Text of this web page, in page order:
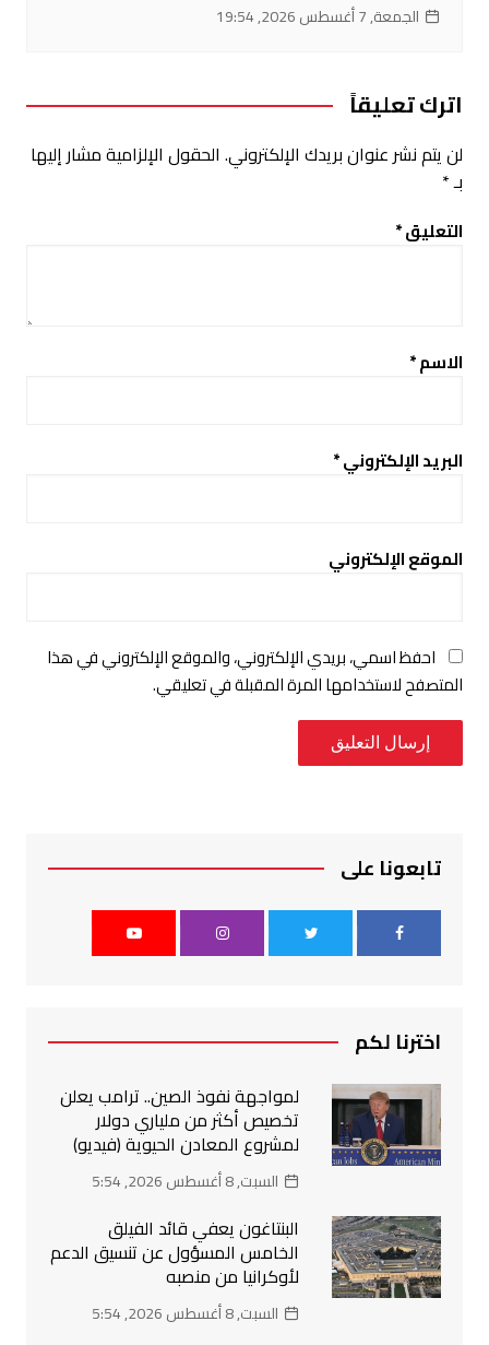
الجمعة, 7 أغسطس 2026, 19:54
اترك تعليقاً
لن يتم نشر عنوان بريدك الإلكتروني. الحقول الإلزامية مشار إليها
بـ*
التعليق*
الاسم*
البريد الإلكتروني*
الموقع الإلكتروني
احفظ اسمي، بريدي الإلكتروني، والموقع الإلكتروني في هذا
المتصفح لاستخدامها المرة المقبلة في تعليقي.
تابعونا على
اخترنا لكم
لمواجهة نفوذ الصين.. ترامب يعلن
تخصيص أكثر من ملياري دولار
لمشروع المعادن الحيوية (فيديو)
السبت, 8 أغسطس 2026, 5:54
البنتاغون يعفي قائد الفيلق
الخامس المسؤول عن تنسيق الدعم
لأوكرانيا من منصبه
السبت, 8 أغسطس 2026, 5:54